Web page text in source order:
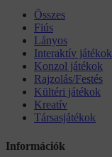
Összes
Fiús
Lányos
Interaktív játékok
Konzol játékok
Rajzolás/Festés
Kültéri játékok
Kreatív
Társasjátékok
Információk